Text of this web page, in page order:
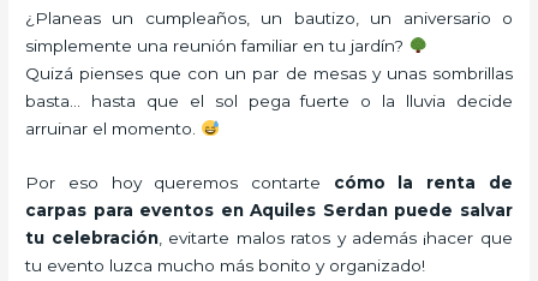
¿Planeas un cumpleaños, un bautizo, un aniversario o
simplemente una reunión familiar en tu jardín?
Quizá pienses que con un par de mesas y unas sombrillas
basta… hasta que el sol pega fuerte o la lluvia decide
arruinar el momento.
Por eso hoy queremos contarte cómo la renta de
carpas para eventos en Aquiles Serdan puede salvar
tu celebración, evitarte malos ratos y además ¡hacer que
tu evento luzca mucho más bonito y organizado!